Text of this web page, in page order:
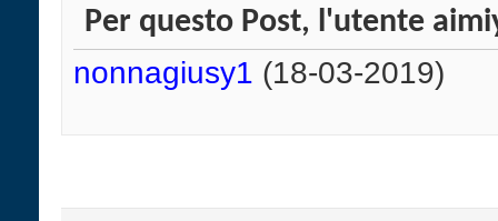
Per questo Post, l'utente
nonnagiusy1 (18-03-2019)